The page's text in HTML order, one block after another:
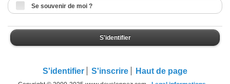
Se souvenir de moi ?
S'identifier
S'identifier S'inscrire Haut de page